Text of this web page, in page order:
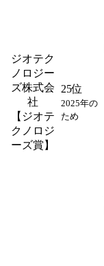
ジオテク
ノロジー
ズ株式会
社
【ジオテ
クノロジ
ーズ賞】
25位
2025年の
ため